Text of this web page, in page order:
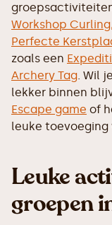
Workshop Curling,
Perfecte
zoals een
Archery Tag. Wil
lekker binnen
Escape game of
leuke
Leuke
groepen